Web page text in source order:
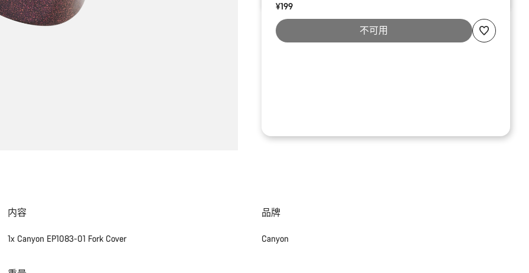
¥199
不可用
内容
1x Canyon EP1083-01 Fork Cover
品牌
Canyon